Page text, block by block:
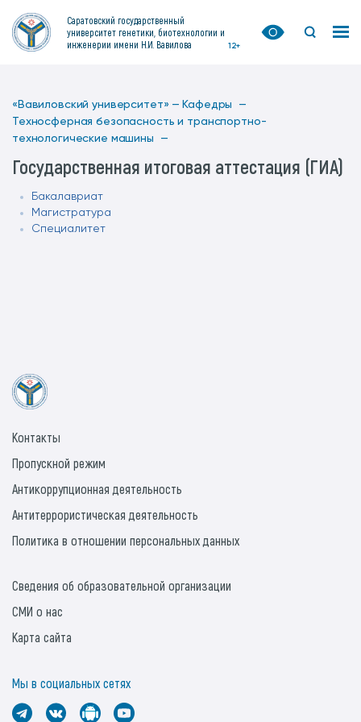
Саратовский государственный
университет генетики, биотехнологии и
инженерии имени Н.И. Вавилова
12+
«Вавиловский университет» — Кафедры —
Техносферная безопасность и транспортно-
технологические машины —
Государственная итоговая аттестация (ГИА)
Бакалавриат
Магистратура
Специалитет
Контакты
Пропускной режим
Антикоррупционная деятельность
Антитеррористическая деятельность
Политика в отношении персональных данных
Сведения об образовательной организации
СМИ о нас
Карта сайта
Мы в социальных сетях